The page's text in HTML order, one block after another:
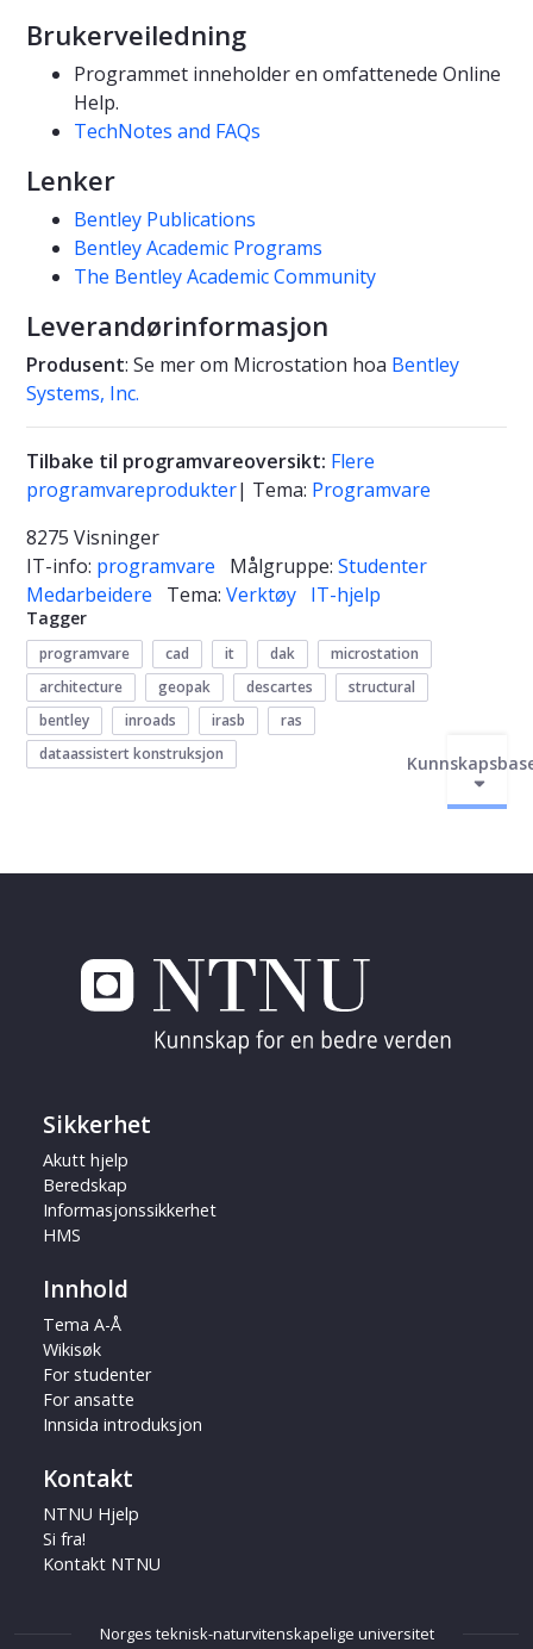
Brukerveiledning
Programmet inneholder en omfattenede Online
Help.
TechNotes and FAQs
Lenker
Bentley Publications
Bentley Academic Programs
The Bentley Academic Community
Leverandørinformasjon
Produsent: Se mer om Microstation hoa Bentley
Systems, Inc.
Tilbake til programvareoversikt: Flere
programvareprodukter| Tema: Programvare
8275 Visninger
IT-info: programvare Målgruppe: Studenter
Medarbeidere
Tema: Verktøy IT-hjelp
Tagger
programvare cad it dak
microstation
architecture
geopak descartes
structural
bentley
inroads irasb
ras
dataassistert konstruksjon
Sikkerhet
Akutt hjelp
Beredskap
Informasjonssikkerhet
HMS
Innhold
Tema A-Å
Wikisøk
For studenter
For ansatte
Innsida introduksjon
Kontakt
NTNU Hjelp
Si fra!
Kontakt NTNU
Norges teknisk-naturvitenskapelige universitet